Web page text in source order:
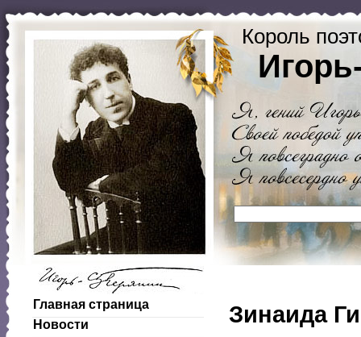
Король
Главная страница
Новости
Зинаида